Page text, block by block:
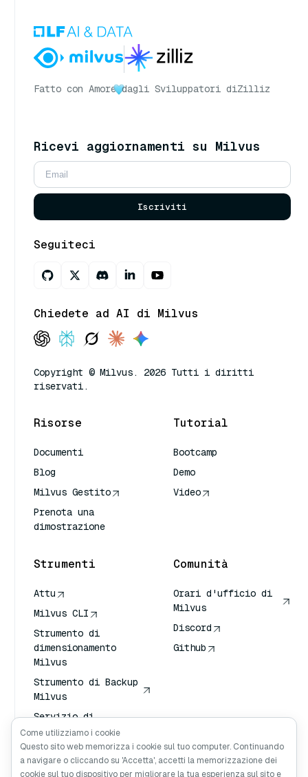
Fatto con Amore dagli Sviluppatori diZilliz
Ricevi aggiornamenti su Milvus
Iscriviti
Seguiteci
Chiedete ad AI di Milvus
Copyright © Milvus. 2026 Tutti i diritti
riservati.
Risorse
Documenti
Blog
Milvus Gestito
Prenota una
dimostrazione
Tutorial
Bootcamp
Demo
Video
Strumenti
Attu
Milvus CLI
Strumento di
dimensionamento
Milvus
Strumento di Backup
Milvus
Servizio di
Trasporto
Vettoriale (VTS)
Cercatore profondo
Comunità
Orari d'ufficio di
Milvus
Discord
Github
Come utilizziamo i cookie
Questo sito web memorizza i cookie sul tuo computer. Continuando
a navigare o cliccando su 'Accetta', accetti la memorizzazione dei
cookie sul tuo dispositivo per migliorare la tua esperienza sul sito e